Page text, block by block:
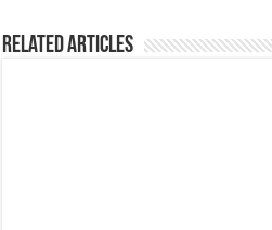
Related Articles